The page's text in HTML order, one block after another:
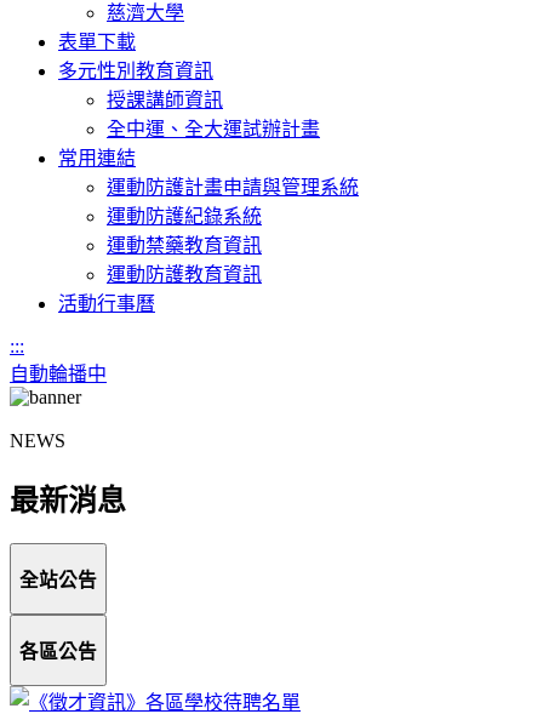
慈濟大學
表單下載
多元性別教育資訊
授課講師資訊
全中運、全大運試辦計畫
常用連結
運動防護計畫申請與管理系統
運動防護紀錄系統
運動禁藥教育資訊
運動防護教育資訊
活動行事曆
:::
自動輪播中
NEWS
最新消息
全站公告
各區公告